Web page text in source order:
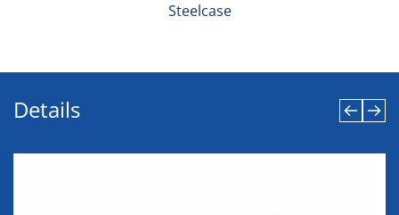
Steelcase
Details